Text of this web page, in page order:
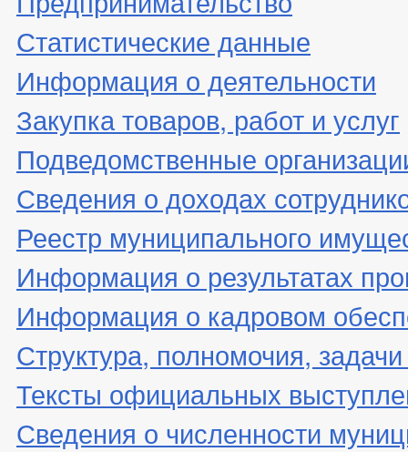
Статистические данные
Информация о деятельности
Закупка товаров, работ и услуг
Подведомственные
Сведения о доходах
Реестр муниципального
Информация о результатах
Информация о кадровом
Структура, полномочия,
Тексты официальных
Сведения о численности